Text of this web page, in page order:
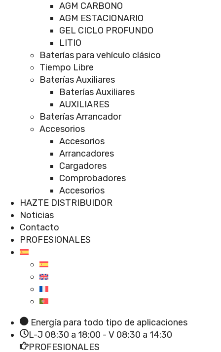
AGM CARBONO
AGM ESTACIONARIO
GEL CICLO PROFUNDO
LITIO
Baterías para vehículo clásico
Tiempo Libre
Baterías Auxiliares
Baterías Auxiliares
AUXILIARES
Baterías Arrancador
Accesorios
Accesorios
Arrancadores
Cargadores
Comprobadores
Accesorios
HAZTE DISTRIBUIDOR
Noticias
Contacto
PROFESIONALES
Energía para todo tipo de aplicaciones
L-J 08:30 a 18:00 - V 08:30 a 14:30
PROFESIONALES